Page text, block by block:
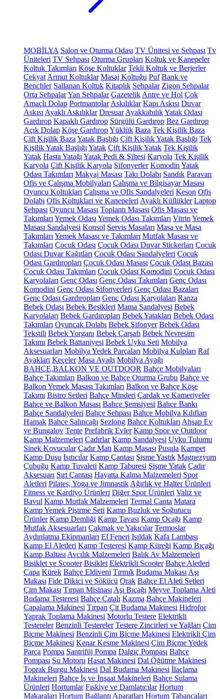
MOBİLYA Salon ve Oturma Odası TV Ünitesi ve Sehpası Tv
Üniteleri TV Sehpası Oturma Grupları Koltuk ve Kanepeler
Koltuk Takımları Köşe Koltuklar Tekli Koltuk ve Berjerler
Çekyat Armut Koltuklar Masaj Koltuğu Puf Bank ve
Benchler Sallanan Koltuk Kitaplık Sehpalar Zigon Sehpalar
Orta SehpalarYan Sehpalar Gazetelik Antre ve Hol Çok
Amaçlı Dolap Portmantolar Askılıklar Kapı Askısı Duvar
Askısı Ayaklı Askılıklar Dresuar AyakkabılıkYatak Odası
Gardırop Kapaklı Gardırop Sürgülü Gardırop Bez Gardırop
Açık Dolap Köşe GardıropYüklük Baza Tek Kişilik Baza
Çift Kişilik Baza Yatak Başlığı Çift Kişilik Yatak Başlığı Tek
Kişilik Yatak Başlığı Yatak Çift Kişilik Yatak Tek Kişilik
Yatak Hasta Yatağı Yatak Pedi & Şiltesi Karyola Tek Kişilik
Karyola Çift Kişilik Karyola Şifonyerler Komodin Yatak
Odası Takımları Makyaj Masası Takı Dolabı Sandık Paravan
Ofis ve Çalışma Mobilyaları Çalışma ve Bilgisayar Masası
Oyuncu Koltukları Çalışma ve Ofis Sandalyeleri Keson Ofis
Dolabı Ofis Koltukları ve Kanepeleri Ayaklı Küllükler Laptop
Sehpası Oyuncu Masası Toplantı Masası Ofis Masası ve
Takımları Yemek Odası Yemek Odası Takımları Vitrin Yemek
Masası Sandalyesi Konsol Servis Masaları Masa ve Masa
Takımları Yemek Masası ve Takımları Mutfak Masası ve
Takımları Çocuk Odası Çocuk Odası Duvar Stickerları Çocuk
Odası Duvar Kağıtları Çocuk Odası Sandalyeleri Çocuk
Odası Gardıropları Çocuk Odası Masası Çocuk Odası Bazası
Çocuk Odası Takımları Çocuk Odası Komodini Çocuk Odası
Karyolaları Genç Odası Genç Odası Takımları Genç Odası
Komodini Genç Odası Şifonyerleri Genç Odası Bazaları
Genç Odası Gardıropları Genç Odası Karyolaları Ranza
Bebek Odası Bebek Beşikleri Mama Sandalyesi Bebek
Karyolaları Bebek Gardıropları Bebek Yatakları Bebek Odası
Takımları Oyuncak Dolabı Bebek Şifonyer Bebek Odası
Tekstili Bebek Yorganı Bebek Çarşafı Bebek Nevresim
Takımı Bebek Battaniyesi Bebek Uyku Seti Mobilya
Aksesuarları Mobilya Yedek Parçaları Mobilya Kulpları Raf
Ayakları Keçeler Masa Ayağı Mobilya Ayağı
BAHÇE,BALKON VE OUTDOOR Bahçe Mobilyaları
Bahçe Takımları Balkon ve Bahçe Oturma Grubu Bahçe ve
Balkon Yemek Masası Takımları Balkon ve Bahçe Köşe
Takımı Bistro Setleri Bahçe Minderi Çardak ve Kameriyeler
Bahçe ve Balkon Masası Bahçe Şemsiyesi Bahçe Bankı
Bahçe Sandalyeleri Bahçe Sehpası Bahçe Mobilya Kılıfları
Hamak Bahçe Salıncağı Şezlong Bahçe Koltukları Ahşap Ev
ve Bungalov Tente Prefabrik Evler Kamp Spor ve Outdoor
Kamp Malzemeleri Çadırlar Kamp Sandalyesi Uyku Tulumu
Sinek Kovucular Çadır Matı Kamp Masası Pusula Kampet
Kamp Duşu Isıtıcılar Kamp Çantası Şişme Yastık Magnezyum
Çubuğu Kamp Tuvaleti Kamp Taburesi Şişme Yatak Çadır
Aksesuarı Sırt Çantası Hayatta Kalma Malzemeleri Spor
Aletleri Pilates, Yoga ve Jimnastik Ağırlık ve Halter Ürünleri
Fitness ve Kardiyo Ürünleri Diğer Spor Ürünleri Valiz ve
Bavul Kamp Mutfak Malzemeleri Termal Çanta Matara
Kamp Yemek Pişirme Seti Kamp Buzluk ve Soğutucu
Ürünler Kamp Demliği Kamp Tavası Kamp Ocağı Kamp
Mutfak Aksesuarları Çakmak ve Yakıcılar Termoslar
Aydınlatma Ekipmanları El Feneri Işıldak Kafa Lambası
Kamp El Aletleri Kamp Testeresi Kamp Küreği Kamp Bıçağı
Kamp Baltası Avcılık Malzemeleri Balık Av Malzemeleri
Bisiklet ve Scooter Bisiklet Elektrikli Scooter Bahçe Aletleri
Çapa Kürek Bahçe Eldiveni Tırmık Budama Makası Aşı
Makası Fide Dikici ve Sökücü Orak Bahçe El Aleti Setleri
Çim Makası Tırpan Misinası Aşı Bıçağı Meyve Toplama Aleti
Budama Testeresi Bahçe Çatalı Kazma Bahçe Makineleri
Çapalama Makinesi Tırpan Çit Budama Makinesi Hidrofor
Yaprak Toplama Makinesi Motorlu Testere Elektrikli
Testereler Benzinli Testereler Testere Zincirleri ve Yağları Çim
Biçme Makinesi Benzinli Çim Biçme Makinesi Elektrikli Çim
Biçme Makinesi Kenar Kesme Makinesi Çim Biçme Yedek
Parça Pompa Santrifüj Pompa Dalgıç Pompası Bahçe
Pompası Su Motoru Hasat Makinesi Dal Öğütme Makinesi
Toprak Burgu Makinesi Dal Budama Makinesi İlaçlama
Makineleri Bahçe İş ve İnşaat Makineleri Bahçe Sulama
Ürünleri Hortumlar Fıskiye ve Damlatıcılar Hortum
Makaraları Hortum Bağlantı Aparatları Hortum Tabancaları